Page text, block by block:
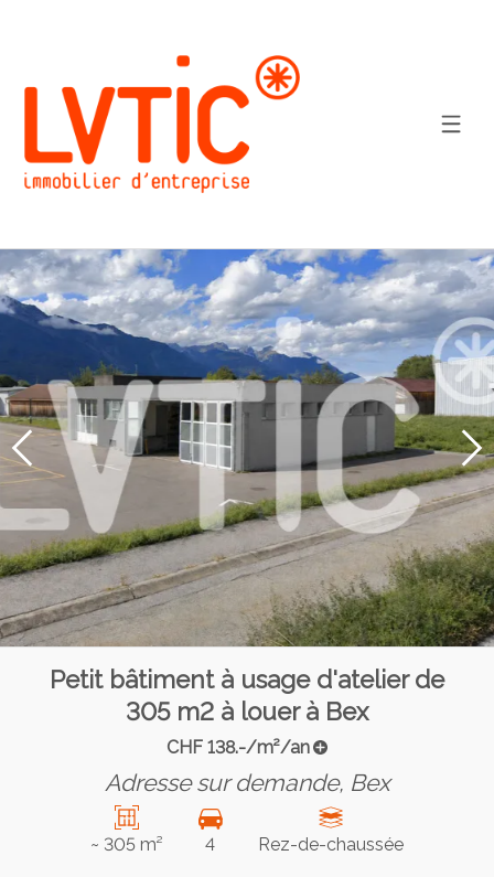
Petit bâtiment à usage d'atelier de
305 m2 à louer à Bex
CHF 138.-/m²/an
Adresse sur demande, Bex
~ 305 m² 4 Rez-de-chaussée